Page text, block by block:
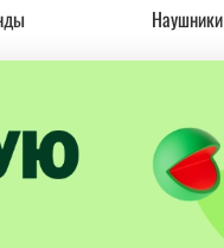
Наушники